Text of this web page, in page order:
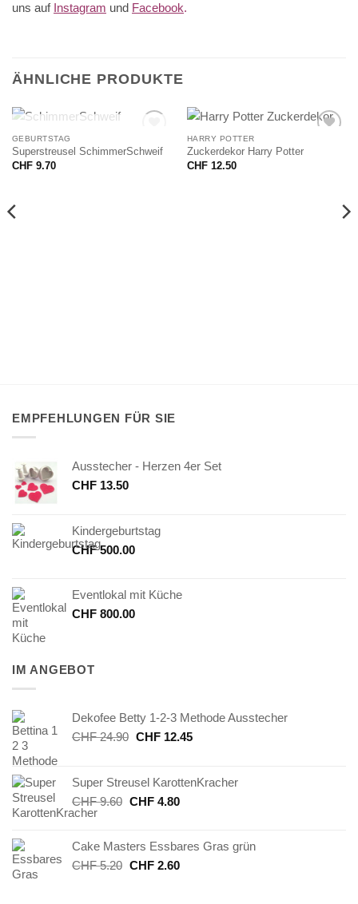
uns auf Instagram und Facebook.
ÄHNLICHE PRODUKTE
NICHT VORRÄTIG
GEBURTSTAG
Superstreusel SchimmerSchweif
CHF9.70
HARRY POTTER
Zuckerdekor Harry Potter
CHF12.50
EMPFEHLUNGEN FÜR SIE
Ausstecher - Herzen 4er Set
CHF 13.50
Kindergeburtstag
CHF500.00
Eventlokal mit Küche
CHF 800.00
IM ANGEBOT
Dekofee Betty 1-2-3 Methode Ausstecher
CHF24.90 Ursprünglicher
CHF 24.90
CHF12.45Aktueller
CHF 12.45.
Super Streusel KarottenKracher
CHF9.60 Ursprünglicher
CHF 9.60
CHF4.80Aktueller
CHF 4.80.
Cake Masters Essbares Gras grün
CHF5.20 Ursprünglicher
CHF2.60Aktueller